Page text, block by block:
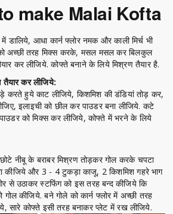
to make Malai Kofta
डालिये, आधा कार्न फ्लोर नमक और काली मिर्च भी
को अच्छी तरह मिक्स करके, मसल मसल कर बिलकुल
कर लीजिये. कोफ्ते बनाने के लिये मिश्रण तैयार है.
कर लीजिये:
हुये काट लीजिये, किशमिश की डंडियां तोड़ कर,
इलाइची को छील कर पाउडर बना लीजिये. कटे
को मिक्स कर लीजिये, कोफ्ते में भरने के लिये
नीबू के बराबर मिश्रण तोड़कर गोल करके चपटा
कीजिये और 3 - 4 टुकड़ा काजू, 2 किशमिश गहरे भाग
से उठाकर स्टफिंग को इस तरह बन्द कीजिये कि
कीजिये. बने गोले को कार्न फ्लोर में अच्छी तरह
सारे कोफ्ते इसी तरह बनाकर प्लेट में रख लीजिये.